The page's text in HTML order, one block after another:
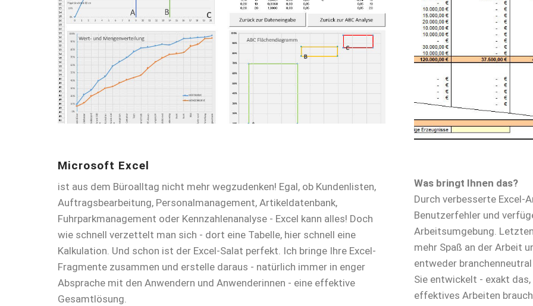
Microsoft Excel
ist aus dem Büroalltag nicht mehr wegzudenken! Egal, ob Kundenlisten,
Auftragsbearbeitung, Personalmanagement, Artikeldatenbank,
Fuhrparkmanagement oder Kennzahlenanalyse - Excel kann alles! Doch
wie schnell verzettelt man sich - dort eine Tabelle, hier schnell eine
Kalkulation. Und schon ist der Excel-Salat perfekt. Ich bringe Ihre Excel-
Fragmente zusammen und erstelle daraus - natürlich immer in enger
Absprache mit den Anwendern und Anwenderinnen - eine effektive
Gesamtlösung.
Was bringt Ihnen das?
Durch verbesserte Excel-
Benutzerfehler und
Arbeitsumgebung.
mehr Spaß an der Arbeit
entweder
Sie entwickelt - exakt
effektives Arbeiten